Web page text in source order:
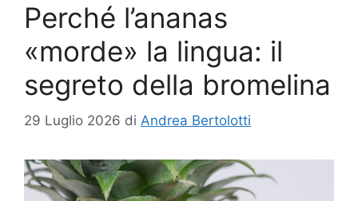
Perché l’ananas
«morde» la lingua: il
segreto della bromelina
29 Luglio 2026 di Andrea Bertolotti